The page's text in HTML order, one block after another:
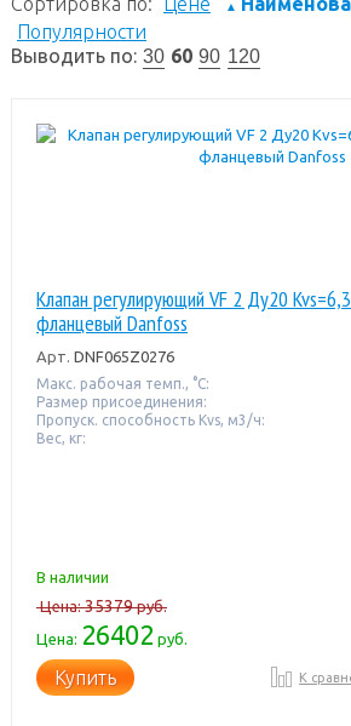
▲
Популярности
Выводить по: 30 60 90 120
Клапан регулирующий VF 2 Ду20
фланцевый Danfoss
Арт. DNF065Z0276
Макс. рабочая темп., °С:
Размер присоединения:
Пропуск. способность Kvs, м3/ч:
Вес, кг:
В наличии
Цена:35379руб.
Цена: 26402 руб.
Купить К